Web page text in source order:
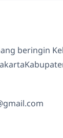
beringin